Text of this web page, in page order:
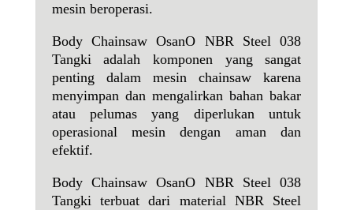
mesin beroperasi.
Body Chainsaw OsanO NBR Steel 038
Tangki adalah komponen yang sangat
penting dalam mesin chainsaw karena
menyimpan dan mengalirkan bahan bakar
atau pelumas yang diperlukan untuk
operasional mesin dengan aman dan
efektif.
Body Chainsaw OsanO NBR Steel 038
Tangki terbuat dari material NBR Steel